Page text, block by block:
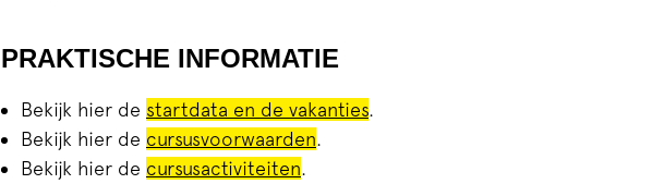
PRAKTISCHE INFORMATIE
Bekijk hier de startdata en de vakanties.
Bekijk hier de cursusvoorwaarden.
Bekijk hier de cursusactiviteiten.